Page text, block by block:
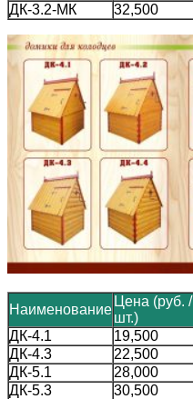
ДК-3.2-МК
32,500
Наименование
Цена (руб. /
шт.)
ДК-4.1
19,500
ДК-4.3
22,500
ДК-5.1
28,000
ДК-5.3
30,500